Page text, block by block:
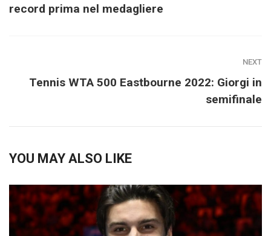
record prima nel medagliere
NEXT
Tennis WTA 500 Eastbourne 2022: Giorgi in
semifinale
YOU MAY ALSO LIKE